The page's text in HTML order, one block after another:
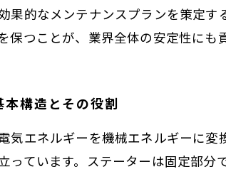
果的なメンテナンスプランを策定
保つことが、業界全体の安定性にも
構造とその役割
気エネルギーを機械エネルギーに
っています。ステーターは固定部